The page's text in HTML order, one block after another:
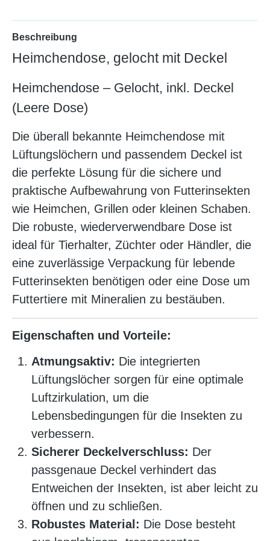
Beschreibung
Heimchendose, gelocht mit Deckel
Heimchendose – Gelocht, inkl. Deckel
(Leere Dose)
Die überall bekannte Heimchendose mit
Lüftungslöchern und passendem Deckel ist
die perfekte Lösung für die sichere und
praktische Aufbewahrung von Futterinsekten
wie Heimchen, Grillen oder kleinen Schaben.
Die robuste, wiederverwendbare Dose ist
ideal für Tierhalter, Züchter oder Händler, die
eine zuverlässige Verpackung für lebende
Futterinsekten benötigen oder eine Dose um
Futtertiere mit Mineralien zu bestäuben.
Eigenschaften und Vorteile:
Atmungsaktiv: Die integrierten
Lüftungslöcher sorgen für eine optimale
Luftzirkulation, um die
Lebensbedingungen für die Insekten zu
verbessern.
Sicherer Deckelverschluss: Der
passgenaue Deckel verhindert das
Entweichen der Insekten, ist aber leicht zu
öffnen und zu schließen.
Robustes Material: Die Dose besteht